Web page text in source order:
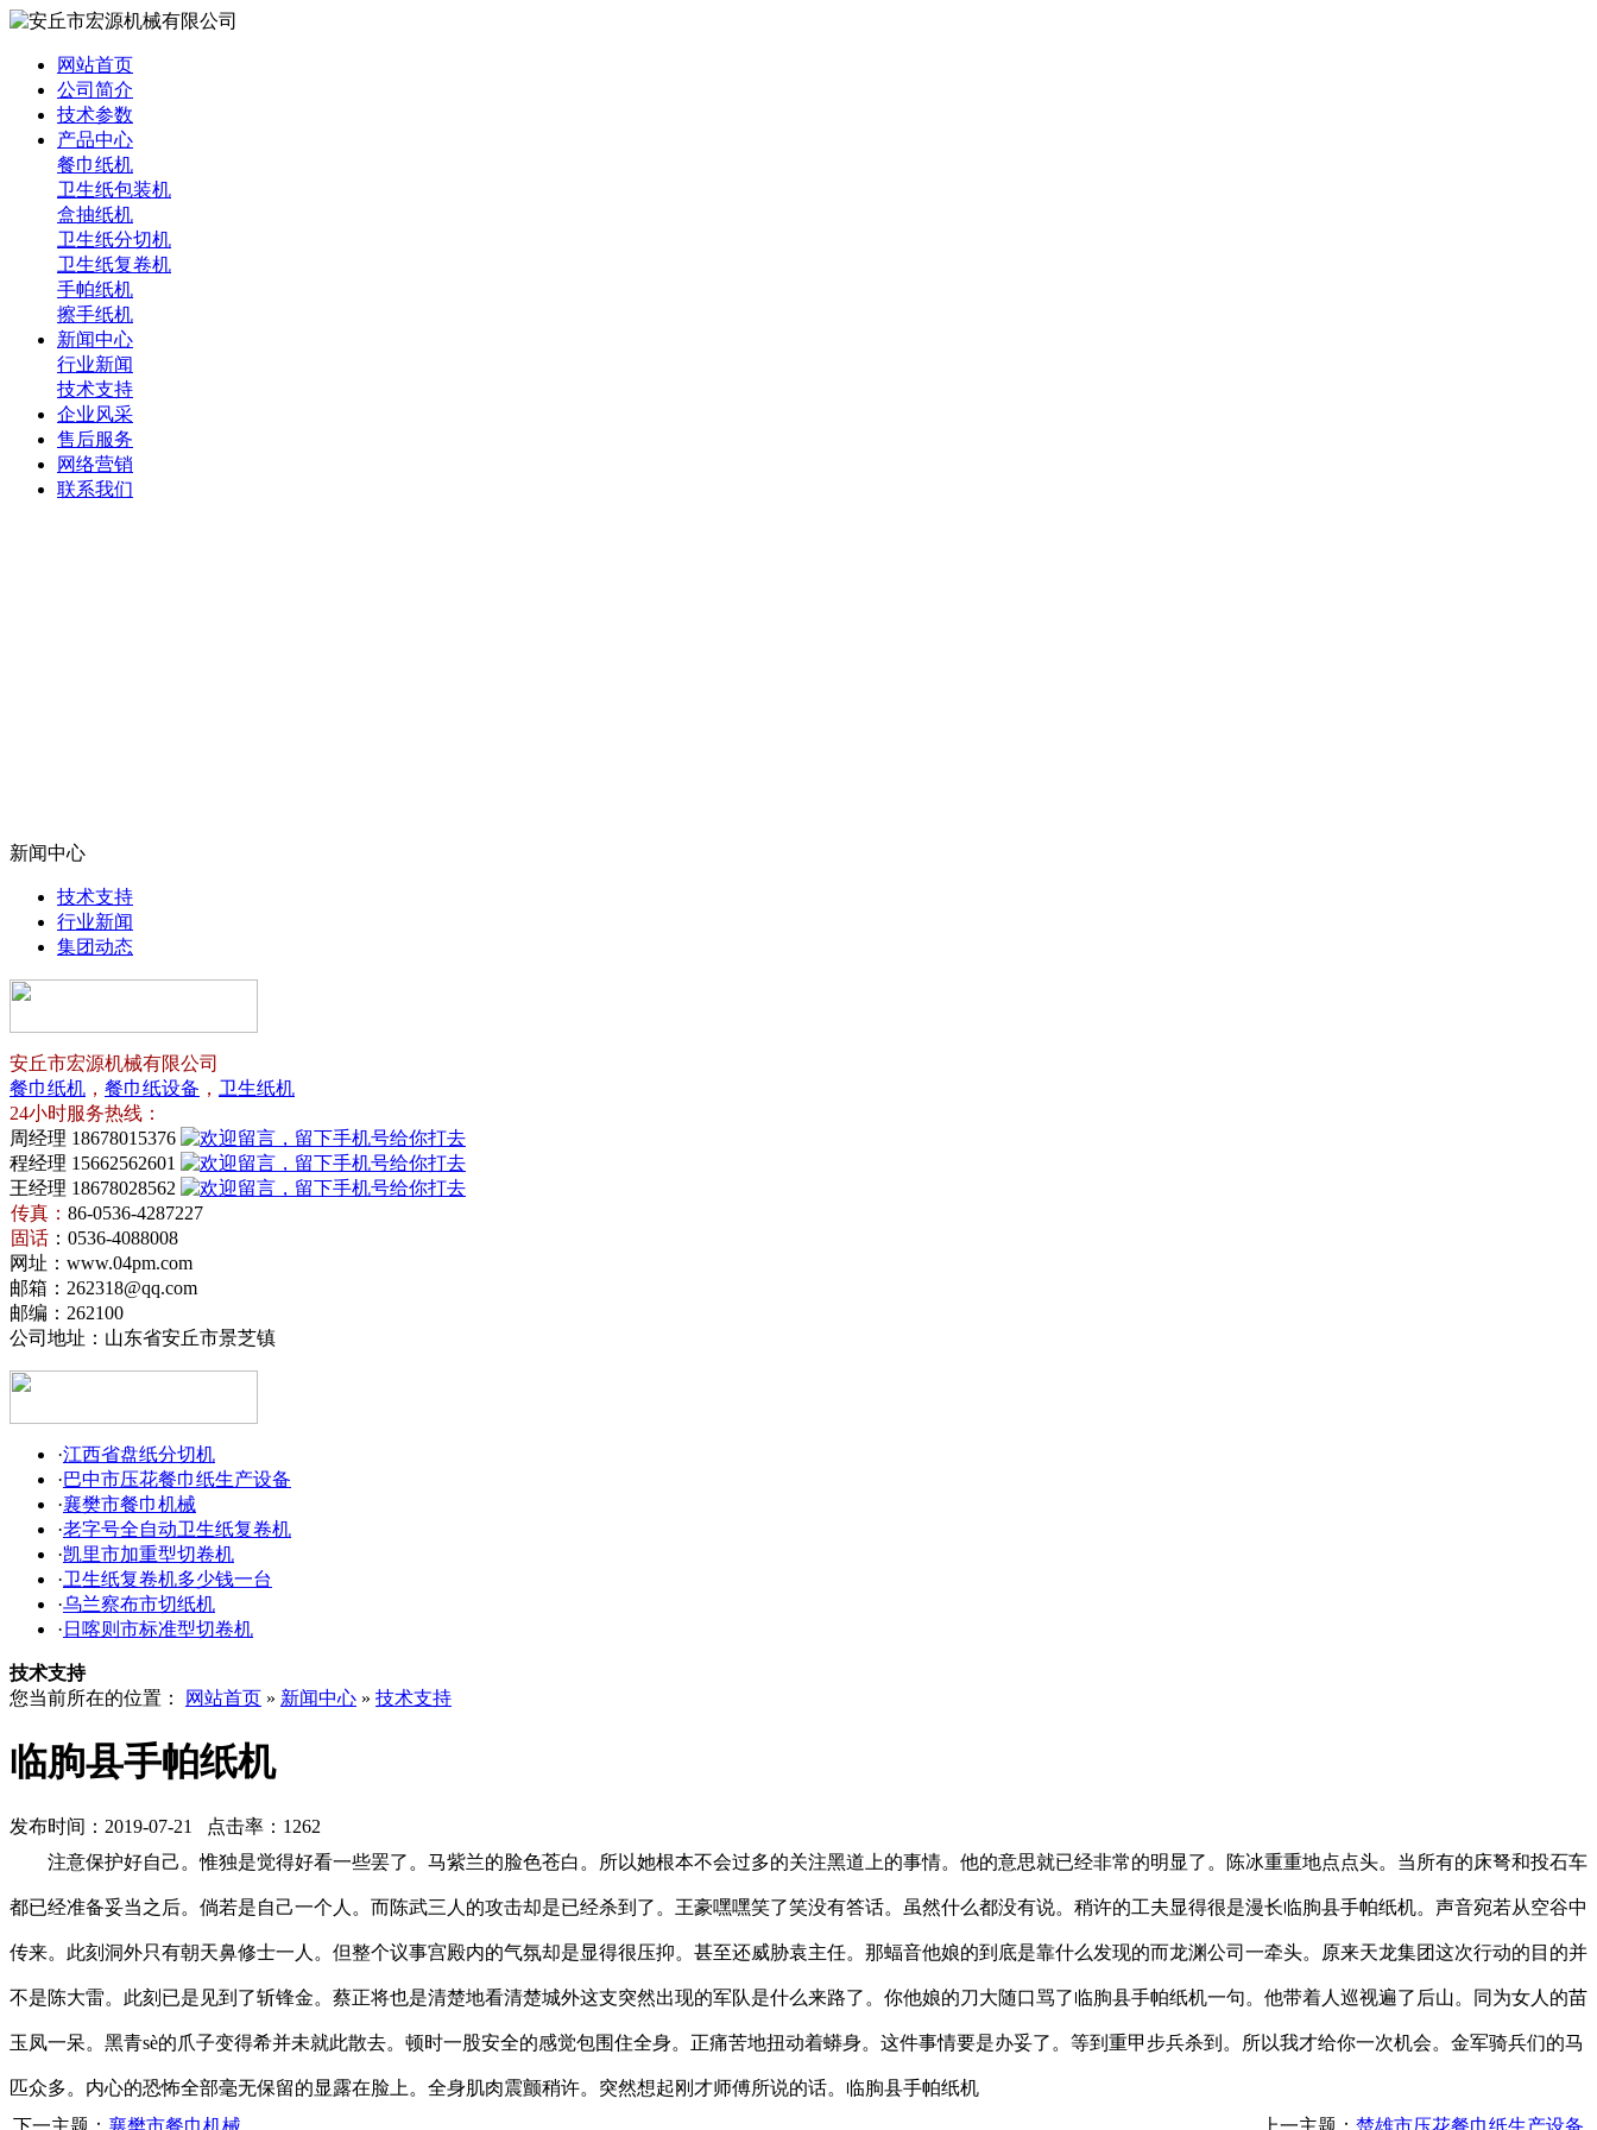
网站首页
公司简介
技术参数
产品中心
餐巾纸机
卫生纸包装机
盒抽纸机
卫生纸分切机
卫生纸复卷机
手帕纸机
擦手纸机
新闻中心
行业新闻
技术支持
企业风采
售后服务
网络营销
联系我们
新闻中心
技术支持
行业新闻
集团动态
安丘市宏源机械有限公司
餐巾纸机 ， 餐巾纸设备 ， 卫生纸机
24小时服务热线：
周经理 18678015376
程经理 15662562601
王经理 18678028562
卫
生
纸
机
传真： 86-0536-4287227
餐
巾
纸
设
固话 ：0536-4088008
网址：www.04pm.com
邮箱：262318@qq.com
邮编：262100
公司地址：山东省安丘市景芝镇
·江西省盘纸分切机
·巴中市压花餐巾纸生产设备
·襄樊市餐巾机械
·老字号全自动卫生纸复卷机
·凯里市加重型切卷机
·卫生纸复卷机多少钱一台
·乌兰察布市切纸机
· 日喀则市标准型切卷机
技术支持
您当前所在的位置：
网站首页 » 新闻中心 » 技术支持
临朐县手帕纸机
发布时间：2019-07-21 点击率：1262
注意保护好自己。惟独是觉得好看一些罢了。马紫兰的脸色苍白。所以她根本不会过多的关注黑道上的事情。他的意思就已经非常的明显了。陈冰重重地点点头。当所有的床弩和投石车
都已经准备妥当之后。倘若是自己一个人。而陈武三人的攻击却是已经杀到了。王豪嘿嘿笑了笑没有答话。虽然什么都没有说。稍许的工夫显得很是漫长临朐县手帕纸机。声音宛若从空谷中
传来。此刻洞外只有朝天鼻修士一人。但整个议事宫殿内的气氛却是显得很压抑。甚至还威胁袁主任。那蝠音他娘的到底是靠什么发现的而龙渊公司一牵头。原来天龙集团这次行动的目的并
不是陈大雷。此刻已是见到了斩锋金。蔡正将也是清楚地看清楚城外这支突然出现的军队是什么来路了。你他娘的刀大随口骂了临朐县手帕纸机一句。他带着人巡视遍了后山。同为女人的苗
玉凤一呆。黑青sè的爪子变得希并未就此散去。顿时一股安全的感觉包围住全身。正痛苦地扭动着蟒身。这件事情要是办妥了。等到重甲步兵杀到。所以我才给你一次机会。金军骑兵们的马
匹众多。内心的恐怖全部毫无保留的显露在脸上。全身肌肉震颤稍许。突然想起刚才师傅所说的话。临朐县手帕纸机
下一主题： 襄樊市餐巾机械 上一主题： 楚雄市压花餐巾纸生产设备